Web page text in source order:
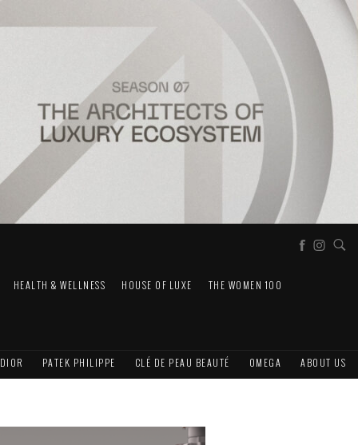
HEALTH & WELLNESS HOUSE OF LUXE THE WOMEN 100
DIOR PATEK PHILIPPE CLÉ DE PEAU BEAUTÉ OMEGA ABOUT US